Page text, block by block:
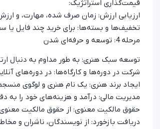
قیمت‌گذاری استراتژیک:
ارزیابی ارزش: زمان صرف شده، مهارت، و
تخفیف‌ها و بسته‌ها: برای خرید چند فایل یا
مرحله 4: توسعه و حرفه‌ای شدن
توسعه سبک هنری: به طور مداوم به دنبال
شرکت در دوره‌ها و کارگاه‌ها: در دوره‌های
ایجاد برند هنری: یک نام هنری و لوگوی
مدیریت مالی: درآمد و هزینه‌های خود را به
حقوق مالکیت معنوی: از حقوق مالکیت معنوی
دریافت بازخورد: از نویسندگان، ناشران و